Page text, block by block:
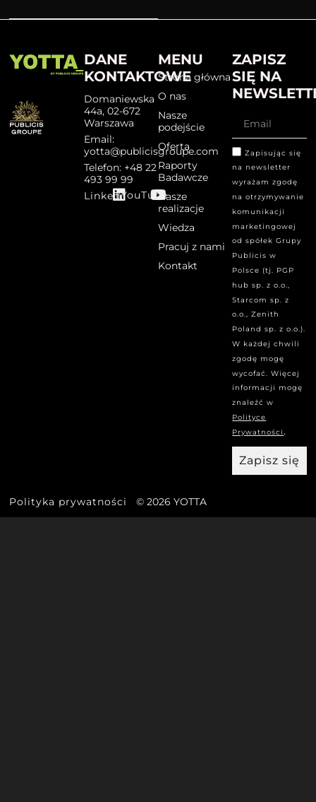
DANE
KONTAKTOWE
Domaniewska
44a, 02-672
Warszawa
Email:
yotta@publicisgroupe.com
Telefon: +48 22
493 99 99
LinkedYouTube
MENU
Strona główna
O nas
Nasze
podejście
Oferta
Raporty
Badawcze
Nasze
realizacje
Wiedza
Pracuj z nami
Kontakt
ZAPISZ
SIĘ NA
Zapisując się
na newsletter
wyrażam zgodę
na otrzymywanie
komunikacji
marketingowej
od spółek Grupy
Publicis w
Polsce (tj. PGP
hub sp. z o.o.,
Starcom sp. z
o.o., Zenith
Poland sp. z o.o.).
W każdej chwili
zgodę mogę
wycofać. Więcej
informacji mogę
znaleźć w
Polityce
Prywatności.
Zapisz się
Polityka prywatności © 2026 YOTTA